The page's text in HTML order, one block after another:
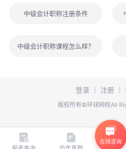
纲、高频考点、历年真题、模拟试
中级会计职称注册条件
中级会计职称课程怎么样？
登录 注册
版权所有©环球网校All
在线咨询